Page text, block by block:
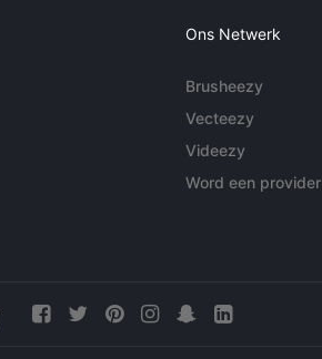
Ons Netwerk
Brusheezy
Vecteezy
Videezy
Word een provider